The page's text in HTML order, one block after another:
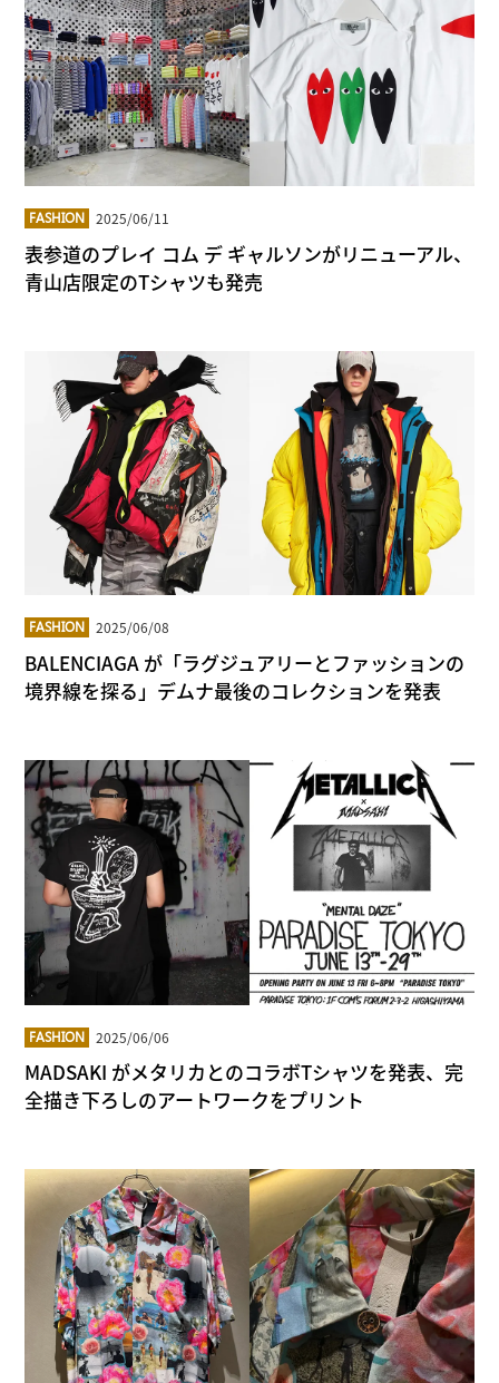
FASHION 2025/06/11
表参道のプレイ コム デ ギャルソンがリニューアル、
青山店限定のTシャツも発売
FASHION 2025/06/08
BALENCIAGA が「ラグジュアリーとファッションの
境界線を探る」デムナ最後のコレクションを発表
FASHION 2025/06/06
MADSAKI がメタリカとのコラボTシャツを発表、完
全描き下ろしのアートワークをプリント